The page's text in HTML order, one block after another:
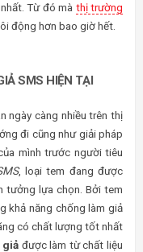
Từ đó mà thị trường
động hơn bao giờ hết.
SMS HIỆN TẠI
ngày càng nhiều trên thị
đi cũng như giải pháp
mình trước người tiêu
, loại tem đang được
tưởng lựa chọn. Bởi tem
khả năng chống làm giả
có chất lượng tốt nhất
giảđược làm từ chất liệu